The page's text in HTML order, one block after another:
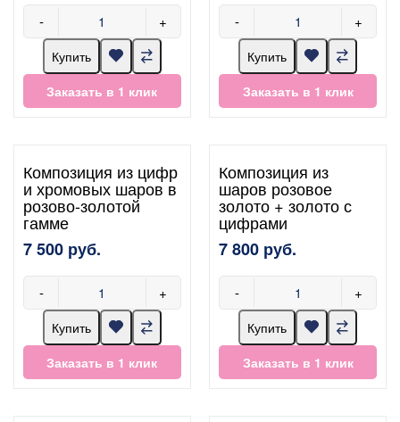
- +
Купить
Заказать в 1 клик
- +
Купить
Заказать в 1 клик
Композиция из цифр
и хромовых шаров в
розово-золотой
гамме
7 500 руб.
- +
Купить
Заказать в 1 клик
Композиция из
шаров розовое
золото + золото с
цифрами
7 800 руб.
- +
Купить
Заказать в 1 клик